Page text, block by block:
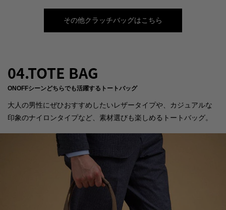
その他クラッチバッグはこちら
04.TOTE BAG
ONOFFシーンどちらでも活躍するトートバッグ
大人の男性にぜひおすすめしたいレザータイプや、カジュアルな
印象のナイロンタイプなど、素材選びも楽しめるトートバッグ。